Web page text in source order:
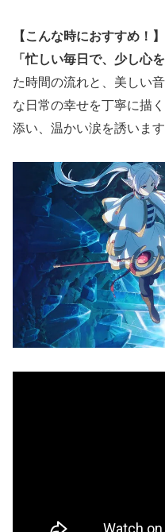
【こんな時におすすめ！】
「忙しい毎日で、少し心
た時間の流れと、美しい
な日常の幸せを丁寧に描
添い、温かい涙を誘います